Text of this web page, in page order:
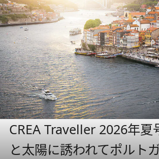
CREA Traveller 2026年
と太陽に誘われてポルト